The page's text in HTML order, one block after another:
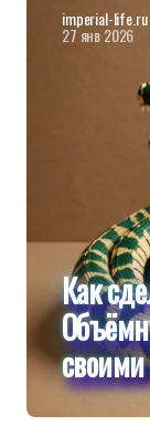
imperial-life.ru
27 янв 2026
Как